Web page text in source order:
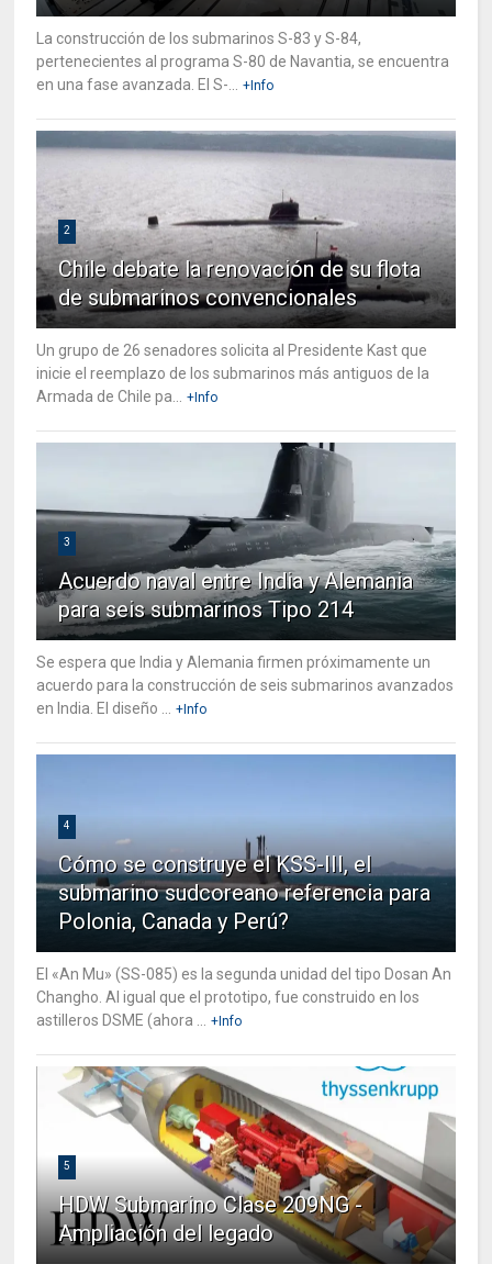
La construcción de los submarinos S-83 y S-84,
pertenecientes al programa S-80 de Navantia, se encuentra
en una fase avanzada. El S-...
+Info
2
Chile debate la renovación de su flota
de submarinos convencionales
Un grupo de 26 senadores solicita al Presidente Kast que
inicie el reemplazo de los submarinos más antiguos de la
Armada de Chile pa...
+Info
3
Acuerdo naval entre India y Alemania
para seis submarinos Tipo 214
Se espera que India y Alemania firmen próximamente un
acuerdo para la construcción de seis submarinos avanzados
en India. El diseño ...
+Info
4
Cómo se construye el KSS-III, el
submarino sudcoreano referencia para
Polonia, Canada y Perú?
El «An Mu» (SS-085) es la segunda unidad del tipo Dosan An
Changho. Al igual que el prototipo, fue construido en los
astilleros DSME (ahora ...
+Info
5
HDW Submarino Clase 209NG -
Ampliación del legado